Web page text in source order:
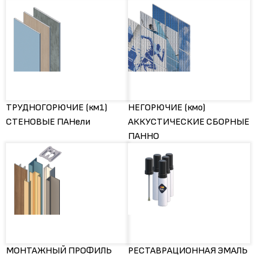
ТРУДНОГОРЮЧИЕ (км1)
СТЕНОВЫЕ ПАНели
НЕГОРЮЧИЕ (кмо)
АККУСТИЧЕСКИЕ СБОРНЫЕ
ПАННО
МОНТАЖНЫЙ ПРОФИЛЬ РЕСТАВРАЦИОННАЯ ЭМАЛЬ